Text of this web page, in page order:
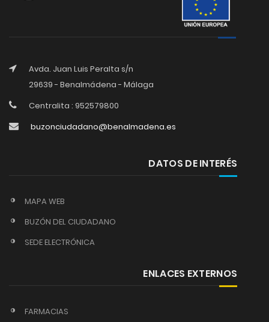
Avda. Juan Luis Peralta s/n
29639 - Benalmádena - Málaga
Centralita : 952579800
buzonciudadano@benalmadena.es
DATOS DE INTERÉS
MAPA WEB
BUZÓN DEL CIUDADANO
SEDE ELECTRÓNICA
ENLACES EXTERNOS
FARMACIAS